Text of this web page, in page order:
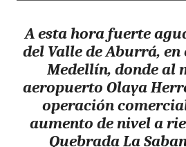
A esta hora fuerte
del Valle de Aburrá, en
Medellín, donde al
aeropuerto Olaya
operación
aumento de nivel a
Quebrada La